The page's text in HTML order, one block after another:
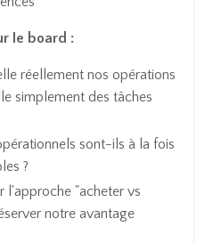
le board :
réellement nos opérations
simplement des tâches
sont-ils à la fois
?
l'approche "acheter vs
notre avantage